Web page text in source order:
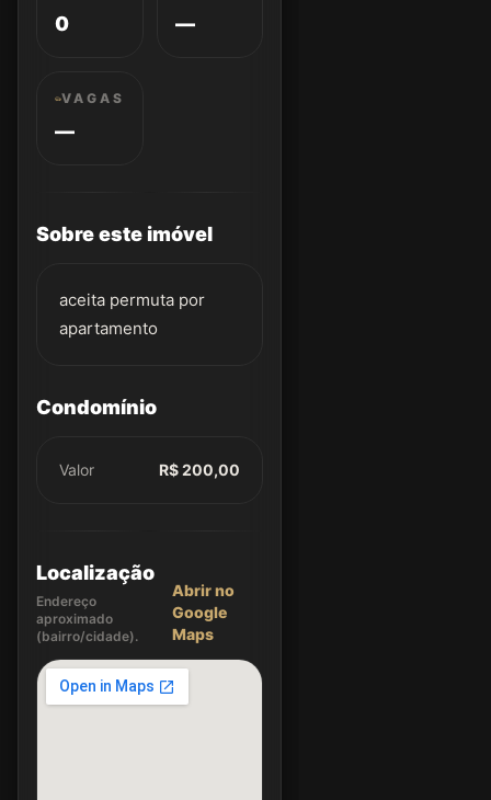
0 —
VAGAS
—
Sobre este imóvel
aceita permuta por
apartamento
Condomínio
Valor R$ 200,00
Localização
Endereço
aproximado
(bairro/cidade).
Abrir no
Google
Maps